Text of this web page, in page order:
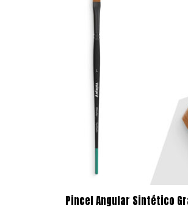
Pincel Angular Sintético